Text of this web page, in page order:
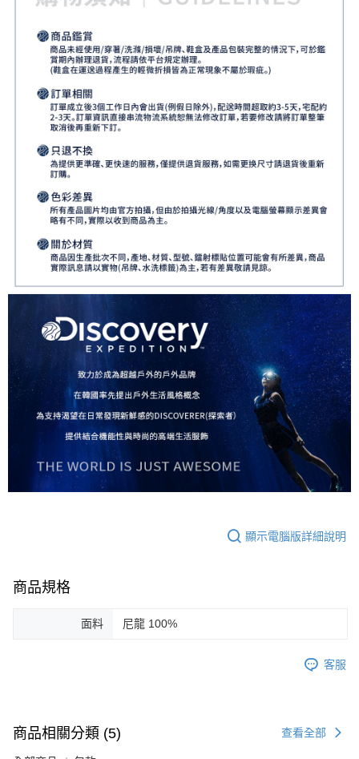
顯示電腦版詳細說明
商品規格
面料 尼龍 100%
客服
商品相關分類 (5) 查看全部